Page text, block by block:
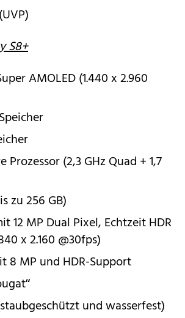
S8+
AMOLED (1.440 x 2.960
Prozessor (2,3 GHz Quad + 1,7
zu 256 GB)
12 MP Dual Pixel, Echtzeit HDR
x 2.160 @30fps)
8 MP und HDR-Support
und wasserfest)